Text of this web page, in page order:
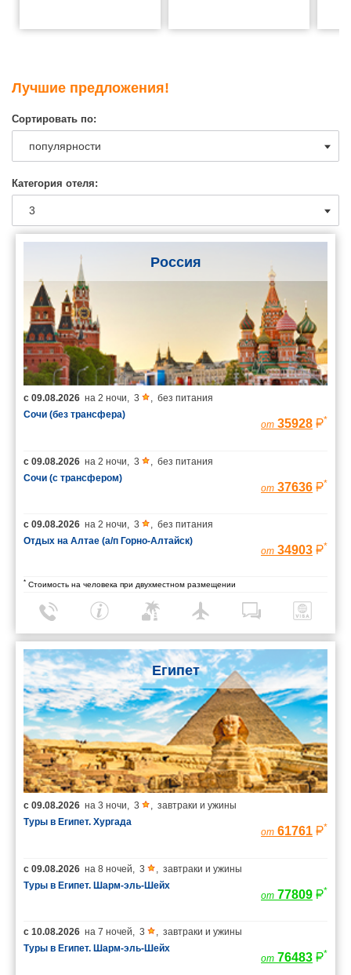
Лучшие предложения!
Сортировать по:
Категория отеля:
Россия
с 09.08.2026 на 2 ночи, 3 , без питания
Сочи (без трансфера)
от 35928 *
с 09.08.2026 на 2 ночи, 3 , без питания
Сочи (с трансфером)
от 37636 *
с 09.08.2026 на 2 ночи, 3 , без питания
Отдых на Алтае (а/п Горно-Алтайск)
от 34903 *
* Стоимость на человека при двухместном размещении
Египет
с 09.08.2026 на 3 ночи, 3 , завтраки и ужины
Туры в Египет. Хургада
от 61761 *
с 09.08.2026 на 8 ночей, 3 , завтраки и ужины
Туры в Египет. Шарм-эль-Шейх
от 77809 *
с 10.08.2026 на 7 ночей, 3 , завтраки и ужины
Туры в Египет. Шарм-эль-Шейх
от 76483 *